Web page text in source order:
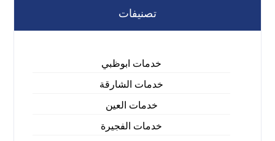
تصنيفات
خدمات ابوظبي
خدمات الشارقة
خدمات العين
خدمات الفجيرة